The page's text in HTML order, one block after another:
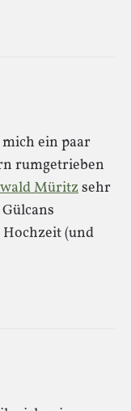
ein paar
rumgetrieben
Müritzsehr
(und